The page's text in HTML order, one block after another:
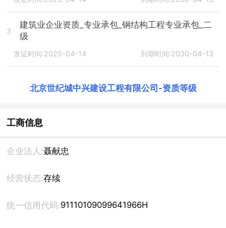
3
建筑业企业资质_专业承包_钢结构工程专业承包_二
级
发证时间:2025-04-14 到期时间:2030-04-13
北京世纪城中兴建设工程有限公司 -资质等级
工商信息
企业法人:聂献忠
经营状态:存续
统一信用代码:91110109099641966H